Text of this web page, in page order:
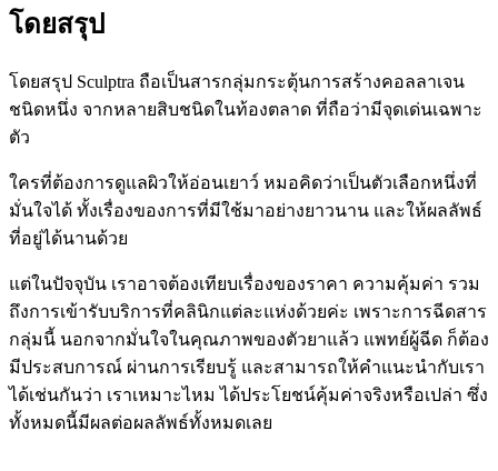
โดยสรุป
โดยสรุป Sculptra ถือเป็นสารกลุ่มกระตุ้นการสร้างคอลลาเจน
ชนิดหนึ่ง จากหลายสิบชนิดในท้องตลาด ที่ถือว่ามีจุดเด่นเฉพาะ
ตัว
ใครที่ต้องการดูแลผิวให้อ่อนเยาว์ หมอคิดว่าเป็นตัวเลือกหนึ่งที่
มั่นใจได้ ทั้งเรื่องของการที่มีใช้มาอย่างยาวนาน และให้ผลลัพธ์
ที่อยู่ได้นานด้วย
แต่ในปัจจุบัน เราอาจต้องเทียบเรื่องของราคา ความคุ้มค่า รวม
ถึงการเข้ารับบริการที่คลินิกแต่ละแห่งด้วยค่ะ เพราะการฉีดสาร
กลุ่มนี้ นอกจากมั่นใจในคุณภาพของตัวยาแล้ว แพทย์ผู้ฉีด ก็ต้อง
มีประสบการณ์ ผ่านการเรียบรู้ และสามารถให้คำแนะนำกับเรา
ได้เช่นกันว่า เราเหมาะไหม ได้ประโยชน์คุ้มค่าจริงหรือเปล่า ซึ่ง
ทั้งหมดนี้มีผลต่อผลลัพธ์ทั้งหมดเลย